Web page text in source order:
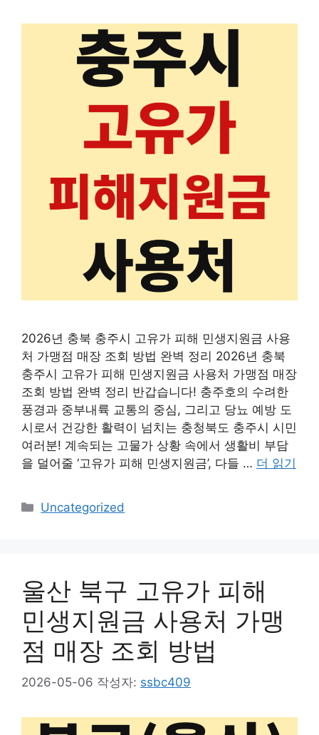
2026년 충북 충주시 고유가 피해 민생지원금 사용
처 가맹점 매장 조회 방법 완벽 정리 2026년 충북
충주시 고유가 피해 민생지원금 사용처 가맹점 매장
조회 방법 완벽 정리 반갑습니다! 충주호의 수려한
풍경과 중부내륙 교통의 중심, 그리고 당뇨 예방 도
시로서 건강한 활력이 넘치는 충청북도 충주시 시민
여러분! 계속되는 고물가 상황 속에서 생활비 부담
을 덜어줄 ‘고유가 피해 민생지원금’, 다들 … 더 읽기
카
Uncategorized
울산 북구 고유가 피해
민생지원금 사용처 가맹
점 매장 조회 방법
2026-05-06 작성자: ssbc409